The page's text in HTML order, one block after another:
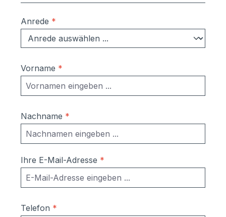
Anrede *
Vorname *
Nachname *
Ihre E-Mail-Adresse *
Telefon *